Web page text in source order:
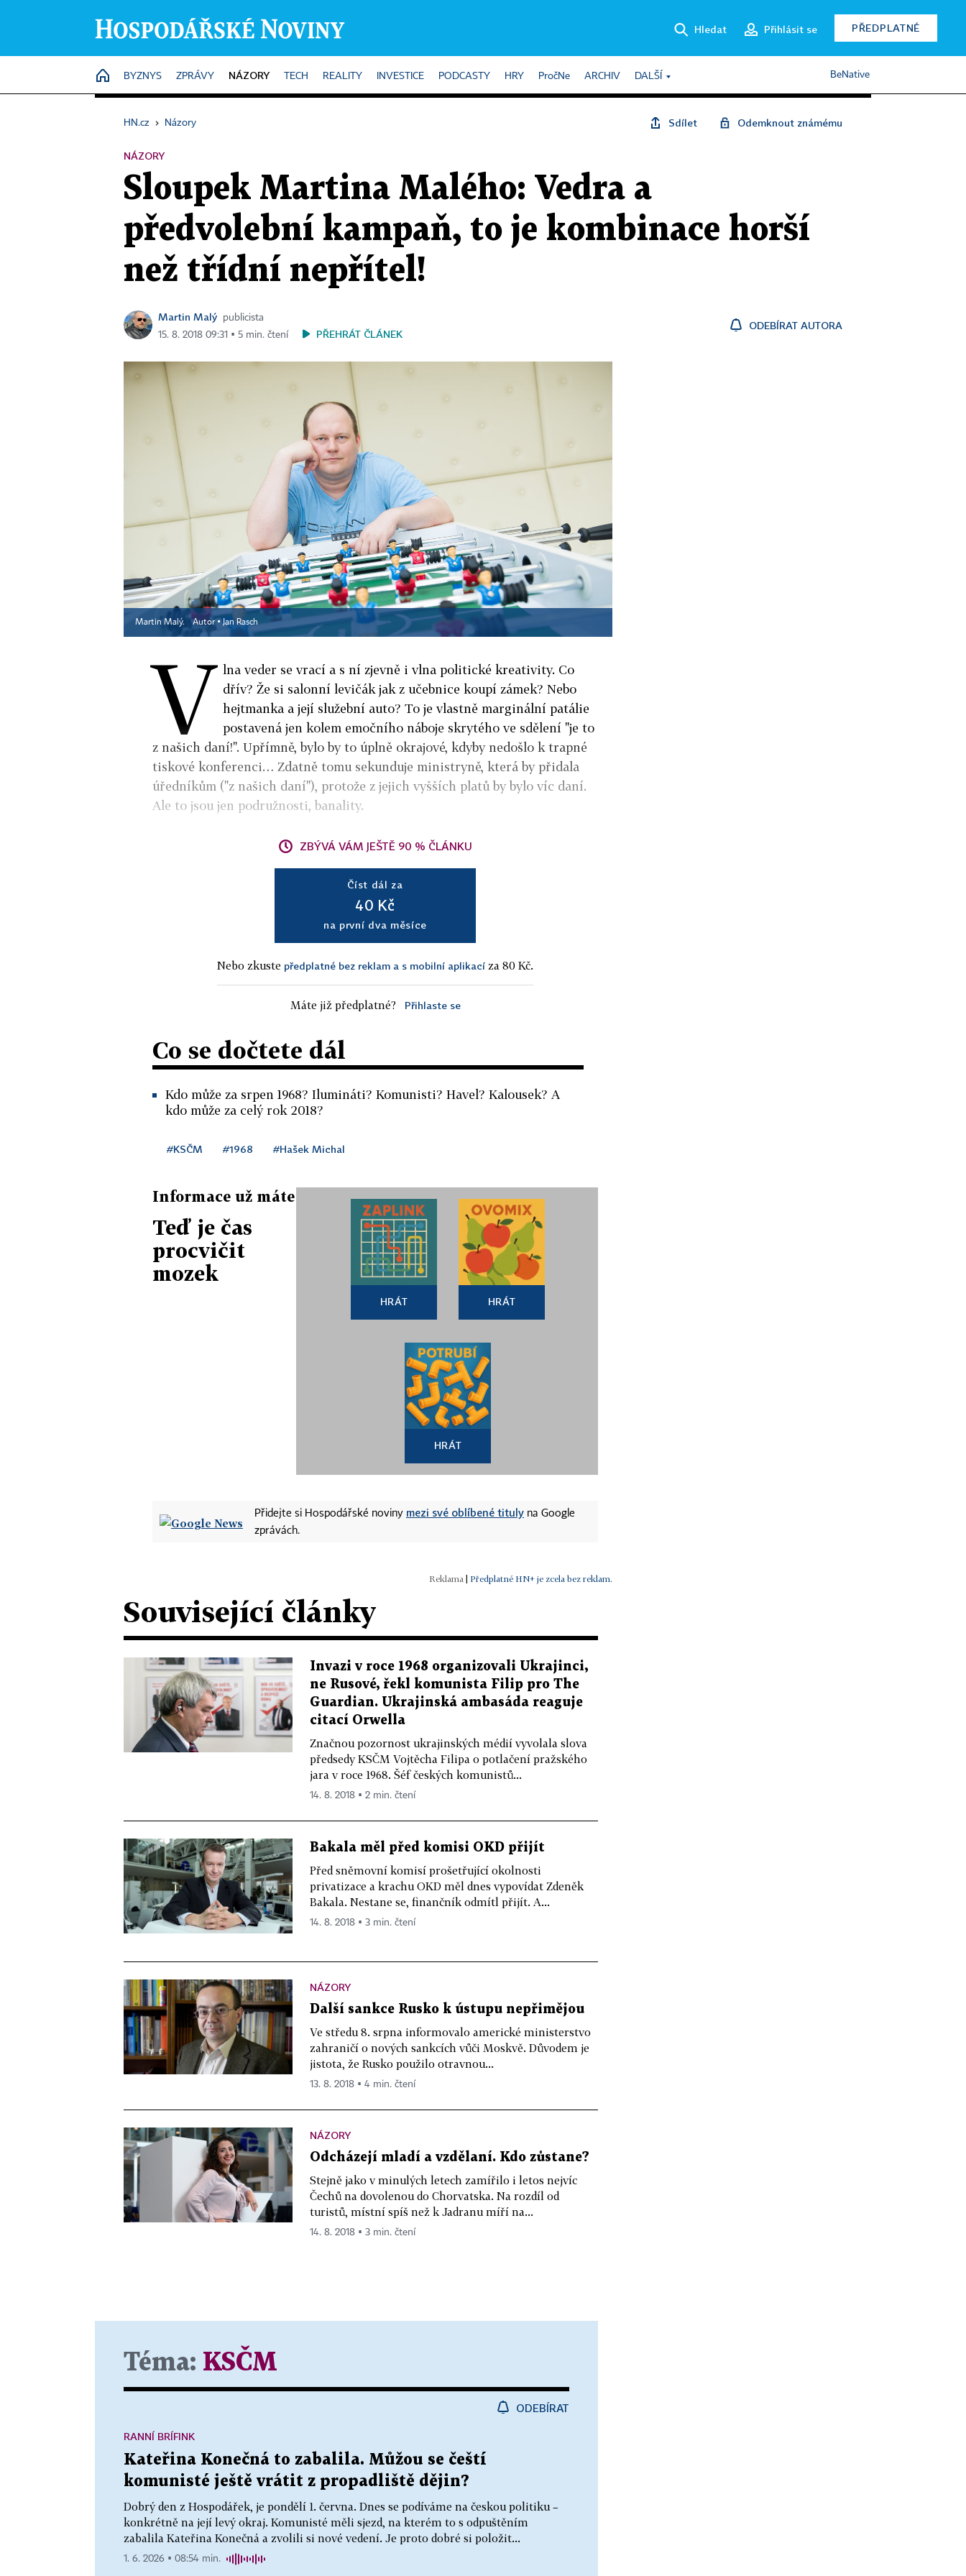
Hledat Přihlásit se PŘEDPLATNÉ
HOME
BYZNYS ZPRÁVY NÁZORY TECH REALITY INVESTICE PODCASTY HRY PročNe ARCHIV DALŠÍ BeNative
HN.cz › Názory Sdílet Odemknout známému
NÁZORY
Sloupek Martina Malého: Vedra a
předvolební kampaň, to je kombinace horší
než třídní nepřítel!
Martin Malý
publicista
15. 8. 2018 09:31 ▪ 5 min. čtení
PŘEHRÁT ČLÁNEK
ODEBÍRAT AUTORA
Martin Malý. Autor ▪Jan Rasch
V lna veder se vrací a s ní zjevně i vlna politické kreativity. Co
dřív? Že si salonní levičák jak z učebnice koupí zámek? Nebo
hejtmanka a její služební auto? To je vlastně marginální patálie
postavená jen kolem emočního náboje skrytého ve sdělení "je to
z našich daní!". Upřímně, bylo by to úplně okrajové, kdyby nedošlo k trapné
tiskové konferenci… Zdatně tomu sekunduje ministryně, která by přidala
úředníkům ("z našich daní"), protože z jejich vyšších platů by bylo víc daní.
Ale to jsou jen podružnosti, banality.
ZBÝVÁ VÁM JEŠTĚ 90 % ČLÁNKU
Číst dál za
40 Kč
na první dva měsíce
Nebo zkuste předplatné bez reklam a s mobilní aplikací za 80 Kč.
Máte již předplatné? Přihlaste se
Co se dočtete dál
Kdo může za srpen 1968? Ilumináti? Komunisti? Havel? Kalousek? A
kdo může za celý rok 2018?
#KSČM #1968 #Hašek Michal
Informace už máte
Teď je čas
procvičit
mozek
HRÁT HRÁT
HRÁT
Přidejte si Hospodářské noviny mezi své oblíbené tituly na Google
zprávách.
| Předplatné HN+ je zcela bez reklam.
Související články
Invazi v roce 1968 organizovali Ukrajinci,
ne Rusové, řekl komunista Filip pro The
Guardian. Ukrajinská ambasáda reaguje
citací Orwella
Značnou pozornost ukrajinských médií vyvolala slova
předsedy KSČM Vojtěcha Filipa o potlačení pražského
jara v roce 1968. Šéf českých komunistů...
14. 8. 2018 ▪ 2 min. čtení
Bakala měl před komisi OKD přijít
Před sněmovní komisí prošetřující okolnosti
privatizace a krachu OKD měl dnes vypovídat Zdeněk
Bakala. Nestane se, finančník odmítl přijít. A...
14. 8. 2018 ▪ 3 min. čtení
NÁZORY
Další sankce Rusko k ústupu nepřimějou
Ve středu 8. srpna informovalo americké ministerstvo
zahraničí o nových sankcích vůči Moskvě. Důvodem je
jistota, že Rusko použilo otravnou...
13. 8. 2018 ▪ 4 min. čtení
NÁZORY
Odcházejí mladí a vzdělaní. Kdo zůstane?
Stejně jako v minulých letech zamířilo i letos nejvíc
Čechů na dovolenou do Chorvatska. Na rozdíl od
turistů, místní spíš než k Jadranu míří na...
14. 8. 2018 ▪ 3 min. čtení
Téma: KSČM
ODEBÍRAT
Kateřina Konečná to zabalila. Můžou se čeští
komunisté ještě vrátit z propadliště dějin?
Dobrý den z Hospodářek, je pondělí 1. června. Dnes se podíváme na českou politiku –
konkrétně na její levý okraj. Komunisté měli sjezd, na kterém to s odpuštěním
zabalila Kateřina Konečná a zvolili si nové vedení. Je proto dobré si položit...
RANNÍ BRÍFINK
1. 6. 2026 ▪ 08:54 min.